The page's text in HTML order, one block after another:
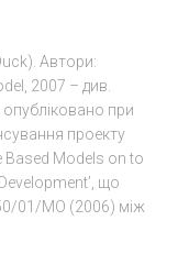
Автори:
2007 – див.
при
проекту
Based Models on to
що
01/МО (2006) між